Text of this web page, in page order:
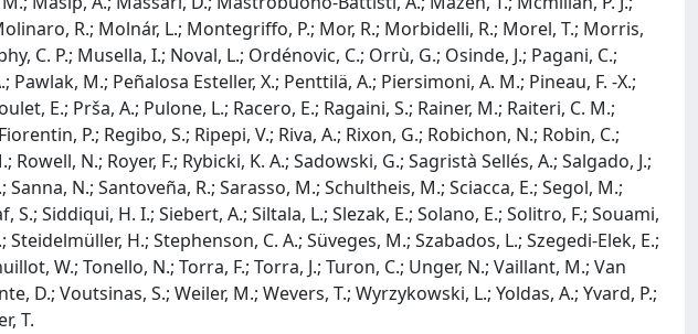
R.; Molnár, L.; Montegriffo, P.; Mor, R.; Morbidelli, R.; Morel, T.; Morris,
C. P.; Musella, I.; Noval, L.; Ordénovic, C.; Orrù, G.; Osinde, J.; Pagani, C.;
Pawlak, M.; Peñalosa Esteller, X.; Penttilä, A.; Piersimoni, A. M.; Pineau, F. -X.;
E.; Prša, A.; Pulone, L.; Racero, E.; Ragaini, S.; Rainer, M.; Raiteri, C. M.;
P.; Regibo, S.; Ripepi, V.; Riva, A.; Rixon, G.; Robichon, N.; Robin, C.;
N.; Royer, F.; Rybicki, K. A.; Sadowski, G.; Sagristà Sellés, A.; Salgado, J.;
N.; Santoveña, R.; Sarasso, M.; Schultheis, M.; Sciacca, E.; Segol, M.;
S.; Siddiqui, H. I.; Siebert, A.; Siltala, L.; Slezak, E.; Solano, E.; Solitro, F.; Souami,
Steidelmüller, H.; Stephenson, C. A.; Süveges, M.; Szabados, L.; Szegedi-Elek, E.;
W.; Tonello, N.; Torra, F.; Torra, J.; Turon, C.; Unger, N.; Vaillant, M.; Van
D.; Voutsinas, S.; Weiler, M.; Wevers, T.; Wyrzykowski, L.; Yoldas, A.; Yvard, P.;
T.